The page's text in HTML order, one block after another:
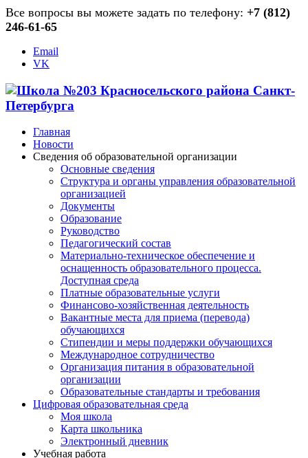
Все вопросы вы можете задать по телефону: +7 (812)
246-61-65
Email
VK
Главная
Новости
Сведения об образовательной организации
Основные сведения
Структура и органы управления образовательной
организацией
Документы
Образование
Руководство
Педагогический состав
Материально-техническое обеспечение и
оснащенность образовательного процесса.
Доступная среда
Платные образовательные услуги
Финансово-хозяйственная деятельность
Вакантные места для приема (перевода)
обучающихся
Стипендии и меры поддержки обучающихся
Международное сотрудничество
Организация питания в образовательной
организации
Образовательные стандарты и требования
Цифровая образовательная среда
Моя школа
Карта школьника
Электронный дневник
Учебная работа